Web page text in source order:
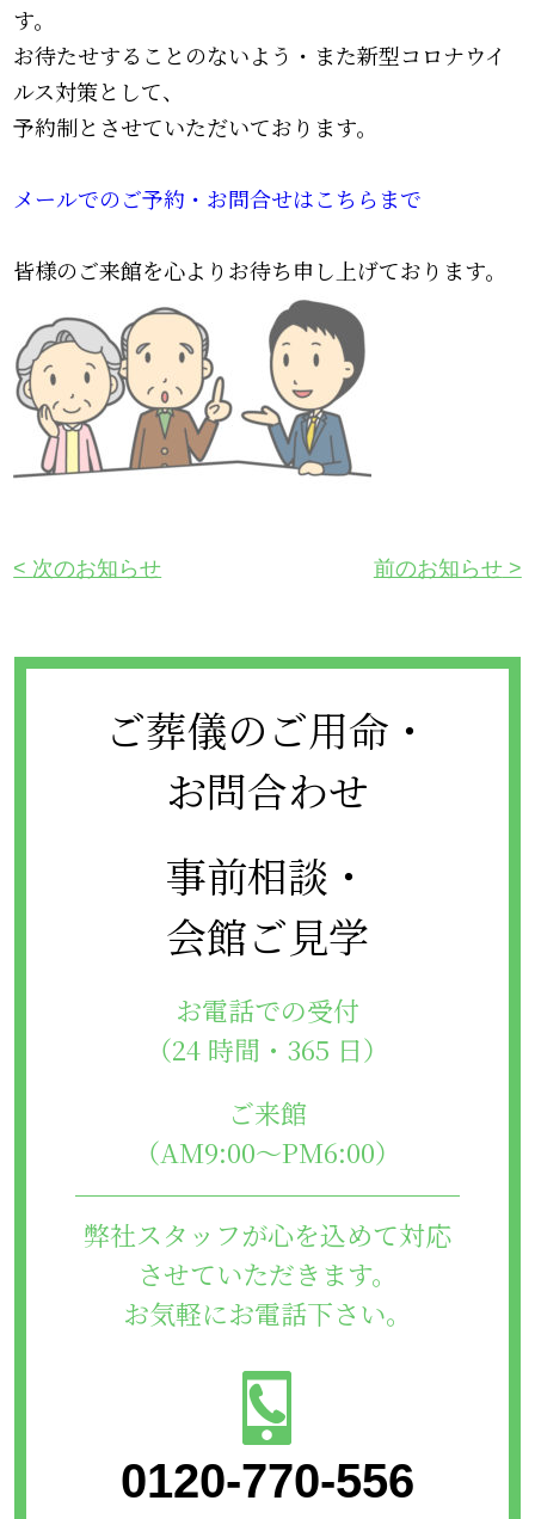
す。
お待たせすることのないよう・また新型コロナウイ
ルス対策として、
予約制とさせていただいております。
メールでのご予約・お問合せはこちらまで
皆様のご来館を心よりお待ち申し上げております。
次のお知らせ 前のお知らせ
ご葬儀のご用命・
お問合わせ
事前相談・
会館ご見学
お電話での受付
（24 時間・365 日）
ご来館
（AM9:00～PM6:00）
弊社スタッフが心を込めて対応
させていただきます。
お気軽にお電話下さい。
0120-770-556